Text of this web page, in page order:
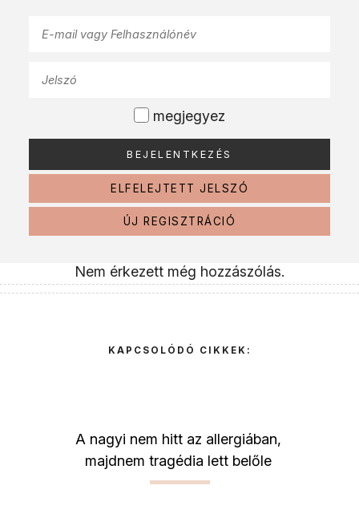
megjegyez
ELFELEJTETT JELSZÓ
ÚJ REGISZTRÁCIÓ
Nem érkezett még hozzászólás.
KAPCSOLÓDÓ CIKKEK:
A nagyi nem hitt az allergiában,
majdnem tragédia lett belőle